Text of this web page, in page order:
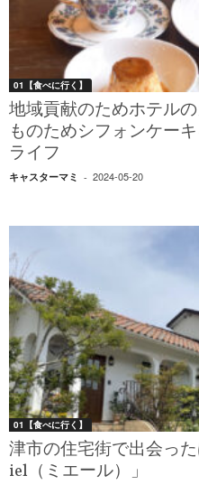
01【食べに行く】
地域貢献のためホテル
ものためシフォンケー
ライフ
キャスターマミ - 2024-05-20
01【食べに行く】
津市の住宅街で出会っ
iel（ミエール）」